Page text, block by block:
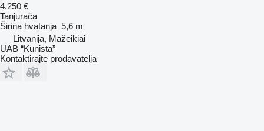
4.250 €
Tanjurača
Širina hvatanja 5,6 m
Litvanija, Mažeikiai
UAB “Kunista”
Kontaktirajte prodavatelja